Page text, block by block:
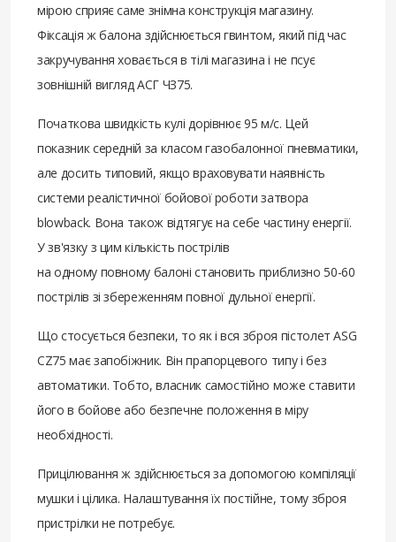
мірою сприяє саме знімна конструкція магазину.
Фіксація ж балона здійснюється гвинтом, який під час
закручування ховається в тілі магазина і не псує
зовнішній вигляд АСГ ЧЗ75.
Початкова швидкість кулі дорівнює 95 м/с. Цей
показник середній за класом газобалонної пневматики,
але досить типовий, якщо враховувати наявність
системи реалістичної бойової роботи затвора
blowback. Вона також відтягує на себе частину енергії.
У зв'язку з цим кількість пострілів
на одному повному балоні становить приблизно 50-60
пострілів зі збереженням повної дульної енергії.
Що стосується безпеки, то як і вся зброя пістолет ASG
CZ75 має запобіжник. Він прапорцевого типу і без
автоматики. Тобто, власник самостійно може ставити
його в бойове або безпечне положення в міру
необхідності.
Прицілювання ж здійснюється за допомогою компіляції
мушки і цілика. Налаштування їх постійне, тому зброя
пристрілки не потребує.